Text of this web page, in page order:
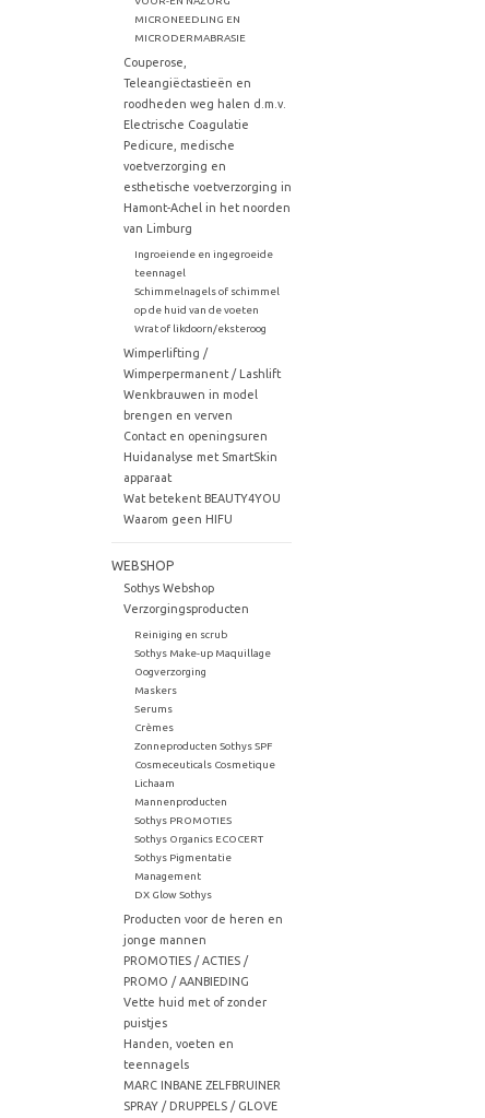
MICRONEEDLING EN
MICRODERMABRASIE
Couperose,
Teleangiëctastieën en
roodheden weg halen d.m.v.
Electrische Coagulatie
Pedicure, medische
voetverzorging en
esthetische voetverzorging in
Hamont-Achel in het noorden
van Limburg
Ingroeiende en ingegroeide
teennagel
Schimmelnagels of schimmel
op de huid van de voeten
Wrat of likdoorn/eksteroog
Wimperlifting /
Wimperpermanent / Lashlift
Wenkbrauwen in model
brengen en verven
Contact en openingsuren
Huidanalyse met SmartSkin
apparaat
Wat betekent BEAUTY4YOU
Waarom geen HIFU
WEBSHOP
Sothys Webshop
Verzorgingsproducten
Reiniging en scrub
Sothys Make-up Maquillage
Oogverzorging
Maskers
Serums
Crèmes
Zonneproducten Sothys SPF
Cosmeceuticals Cosmetique
Lichaam
Mannenproducten
Sothys PROMOTIES
Sothys Organics ECOCERT
Sothys Pigmentatie
Management
DX Glow Sothys
Producten voor de heren en
jonge mannen
PROMOTIES / ACTIES /
PROMO / AANBIEDING
Vette huid met of zonder
puistjes
Handen, voeten en
teennagels
MARC INBANE ZELFBRUINER
SPRAY / DRUPPELS / GLOVE